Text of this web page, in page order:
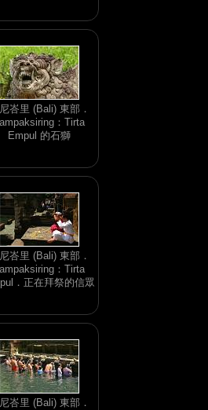
峇里 (Bali) 東部．
：Tirta
Empul 的石獅
峇里 (Bali) 東部．
：Tirta
．正在拜祭的信眾
峇里 (Bali) 東部．